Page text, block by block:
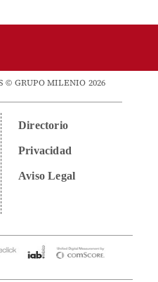
© GRUPO MILENIO 2026
Directorio
Privacidad
Aviso Legal